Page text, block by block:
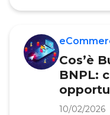
Nazionale
il
come
Efficienza
sicurezza,
Cos’è
BNPL:
10/02/2026